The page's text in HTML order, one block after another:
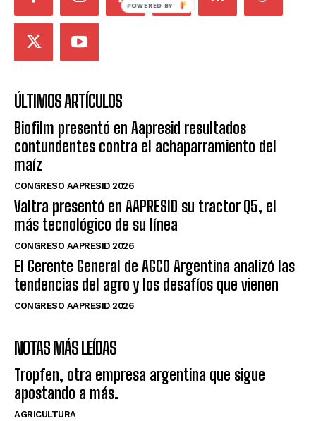
ÚLTIMOS ARTÍCULOS
Biofilm presentó en Aapresid resultados
contundentes contra el achaparramiento del
maíz
CONGRESO AAPRESID 2026
Valtra presentó en AAPRESID su tractor Q5, el
más tecnológico de su línea
CONGRESO AAPRESID 2026
El Gerente General de AGCO Argentina analizó las
tendencias del agro y los desafíos que vienen
CONGRESO AAPRESID 2026
NOTAS MÁS LEÍDAS
Tropfen, otra empresa argentina que sigue
apostando a más.
AGRICULTURA
POWERED BY